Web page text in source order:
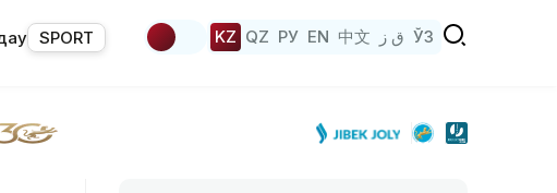
SPORT KZ QZ РУ EN 中文 ق ز ЎЗ